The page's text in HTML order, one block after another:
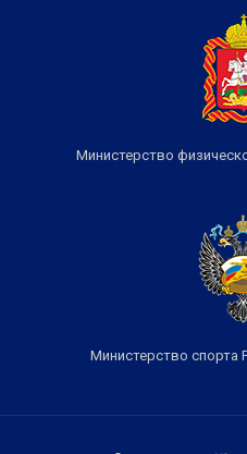
Министерство
Министерство спорта